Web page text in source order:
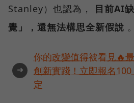
Stanley）也認為， 目前AI
覺」，還無法構思全新假說 。
➜
你的改變值得被看見🔥
創新實踐！立即報名
定